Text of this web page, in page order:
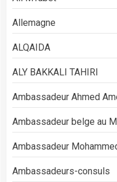
Allemagne
ALQAIDA
ALY BAKKALI TAHIRI
Ambassadeur Ahmed
Ambassadeur belge au
Ambassadeur
Ambassadeurs-consuls